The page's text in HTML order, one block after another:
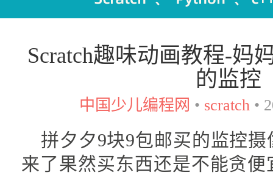
Scratch趣味动画教程-妈
的监控
中国少儿编程网 • scratch •
拼夕夕9块9包邮买的监控
来了果然买东西还是不能贪